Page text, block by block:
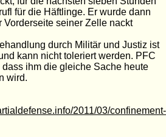
l für die Häftlinge. Er wurde dann
Vorderseite seiner Zelle nackt
durch Militär und Justiz ist
kann nicht toleriert werden. PFC
dass ihm die gleiche Sache heute
wird.
2011/03/confinement-